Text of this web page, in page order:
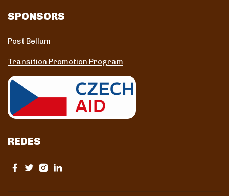
SPONSORS
Post Bellum
Transition Promotion Program
REDES